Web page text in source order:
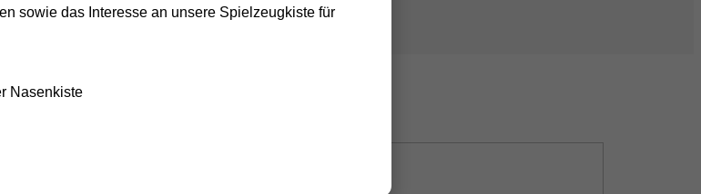
sowie das Interesse an unsere Spielzeugkiste für
Nasenkiste